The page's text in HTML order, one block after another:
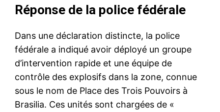
Réponse de la police fédérale
Dans une déclaration distincte, la police
fédérale a indiqué avoir déployé un groupe
d’intervention rapide et une équipe de
contrôle des explosifs dans la zone, connue
sous le nom de Place des Trois Pouvoirs à
Brasilia. Ces unités sont chargées de «